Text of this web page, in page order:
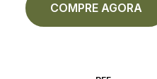
COMPRE AGORA